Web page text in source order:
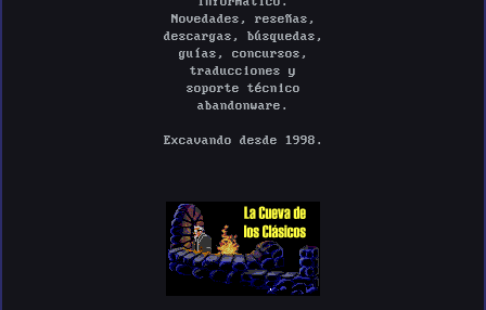
Novedades, reseñas,
descargas, búsquedas,
guías, concursos,
traducciones y
soporte técnico
abandonware.
Excavando desde 1998.